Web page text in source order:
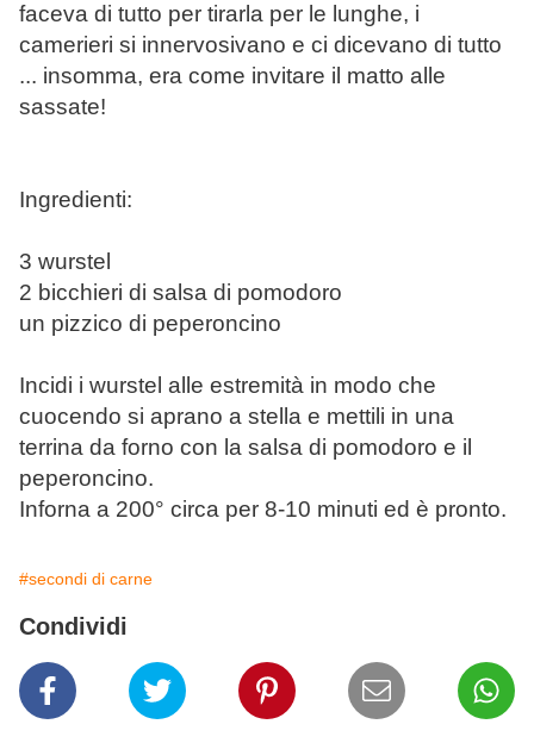
faceva di tutto per tirarla per le lunghe, i
camerieri si innervosivano e ci dicevano di tutto
... insomma, era come invitare il matto alle
sassate!
Ingredienti:
3 wurstel
2 bicchieri di salsa di pomodoro
un pizzico di peperoncino
Incidi i wurstel alle estremità in modo che
cuocendo si aprano a stella e mettili in una
terrina da forno con la salsa di pomodoro e il
peperoncino.
Inforna a 200° circa per 8-10 minuti ed è pronto.
#secondi di carne
Condividi